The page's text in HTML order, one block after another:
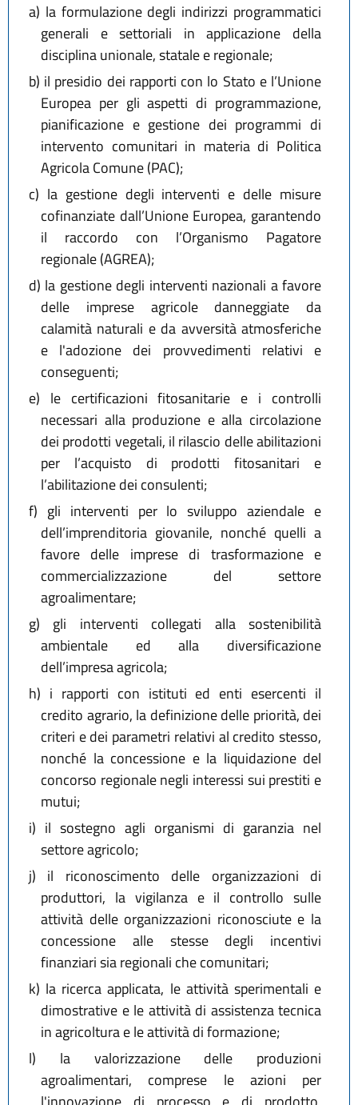
a) la formulazione degli indirizzi programmatici
generali e settoriali in applicazione della
disciplina unionale, statale e regionale;
b) il presidio dei rapporti con lo Stato e l’Unione
Europea per gli aspetti di programmazione,
pianificazione e gestione dei programmi di
intervento comunitari in materia di Politica
Agricola Comune (PAC);
c) la gestione degli interventi e delle misure
cofinanziate dall’Unione Europea, garantendo
il raccordo con l’Organismo Pagatore
regionale (AGREA);
d) la gestione degli interventi nazionali a favore
delle imprese agricole danneggiate da
calamità naturali e da avversità atmosferiche
e l'adozione dei provvedimenti relativi e
conseguenti;
e) le certificazioni fitosanitarie e i controlli
necessari alla produzione e alla circolazione
dei prodotti vegetali, il rilascio delle abilitazioni
per l’acquisto di prodotti fitosanitari e
l’abilitazione dei consulenti;
f) gli interventi per lo sviluppo aziendale e
dell’imprenditoria giovanile, nonché quelli a
favore delle imprese di trasformazione e
commercializzazione del settore
agroalimentare;
g) gli interventi collegati alla sostenibilità
ambientale ed alla diversificazione
dell’impresa agricola;
h) i rapporti con istituti ed enti esercenti il
credito agrario, la definizione delle priorità, dei
criteri e dei parametri relativi al credito stesso,
nonché la concessione e la liquidazione del
concorso regionale negli interessi sui prestiti e
mutui;
i) il sostegno agli organismi di garanzia nel
settore agricolo;
j) il riconoscimento delle organizzazioni di
produttori, la vigilanza e il controllo sulle
attività delle organizzazioni riconosciute e la
concessione alle stesse degli incentivi
finanziari sia regionali che comunitari;
k) la ricerca applicata, le attività sperimentali e
dimostrative e le attività di assistenza tecnica
in agricoltura e le attività di formazione;
l) la valorizzazione delle produzioni
agroalimentari, comprese le azioni per